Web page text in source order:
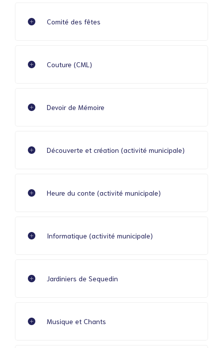
Comité des fêtes
Couture (CML)
Devoir de Mémoire
Découverte et création (activité municipale)
Heure du conte (activité municipale)
Informatique (activité municipale)
Jardiniers de Sequedin
Musique et Chants